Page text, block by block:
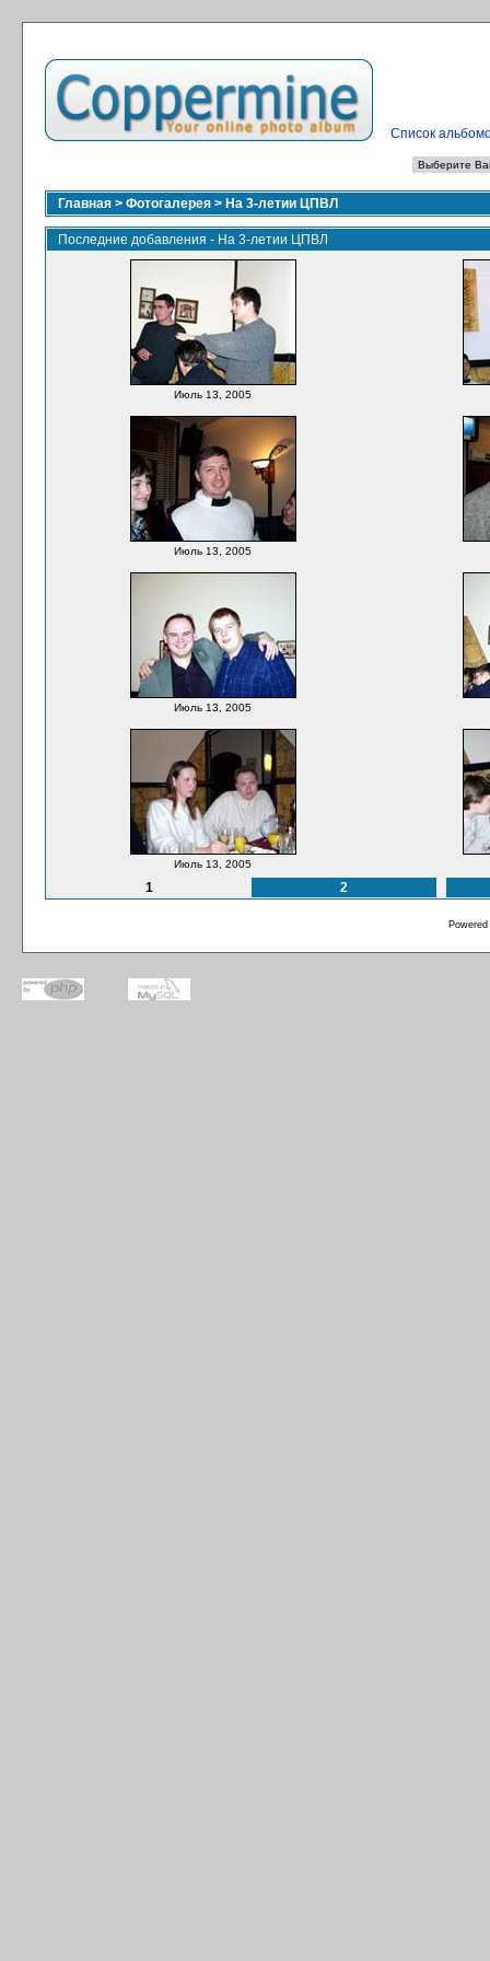
Список
Главная > Фотогалерея > На 3-летии ЦПВЛ
Последние добавления - На 3-летии ЦПВЛ
Июль 13, 2005
Июль 13, 2005
Июль 13, 2005
Июль 13, 2005
1 2